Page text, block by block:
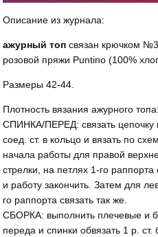
Описание из журнала:
ажурный топ связан крючком
розовой пряжи Puntino (100%
Размеры 42-44.
Плотность вязания ажурного
СПИНКА/ПЕРЕД: связать цепочку
соед. ст. в кольцо и вязать по
начала работы для правой
стрелки, на петлях 1-го
и работу закончить. Затем для
го раппорта связать так же.
СБОРКА: выполнить плечевые и
переда и спинки обвязать 1 р.